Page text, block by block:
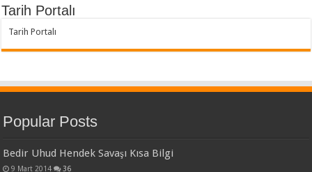
Tarih Portalı
Tarih Portalı
Popular Posts
Bedir Uhud Hendek Savaşı Kısa Bilgi
9 Mart 2014 36